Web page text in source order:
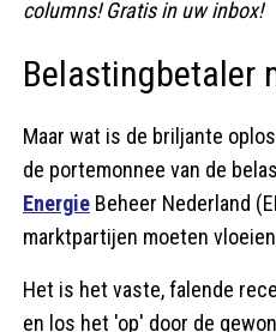
columns! Gratis in uw inbox!
Belastingbetaler
Maar wat is de briljante
de portemonnee van de
Energie Beheer Nederland
marktpartijen moeten
Het is het vaste, falende
en los het 'op' door de